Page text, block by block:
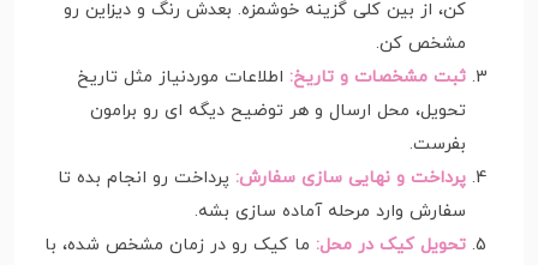
کن، از بین کلی گزینه خوشمزه. بعدش رنگ و دیزاین رو
مشخص کن.
ثبت مشخصات و تاریخ: اطلاعات موردنیاز مثل تاریخ
تحویل، محل ارسال و هر توضیح دیگه ای رو برامون
بفرست.
پرداخت و نهایی سازی سفارش: پرداخت رو انجام بده تا
سفارش وارد مرحله آماده سازی بشه.
تحویل کیک در محل: ما کیک رو در زمان مشخص شده، با